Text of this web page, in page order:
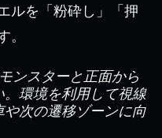
ルを「粉砕し」「押
ンスターと正面から
環境を利用して視線
次の遷移ゾーンに向